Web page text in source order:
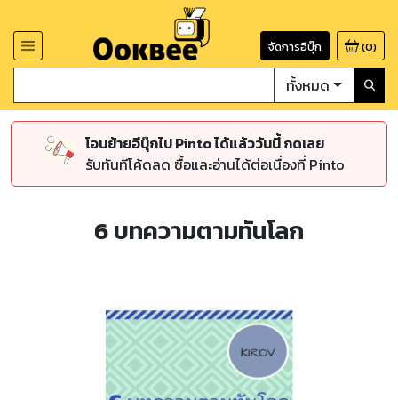
จัดการอีบุ๊ก (0)
ทั้งหมด
โอนย้ายอีบุ๊กไป Pinto ได้แล้ววันนี้ กดเลย
รับทันทีโค้ดลด ซื้อและอ่านได้ต่อเนื่องที่ Pinto
6 บทความตามทันโลก